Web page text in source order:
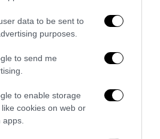
data to be sent to
purposes.
to send me
to enable storage
cookies on web or
per chi commemora Acca